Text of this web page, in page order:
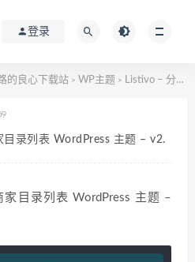
登录
的良心下载站 > WP主题 > Listivo – 分类广告本地商家目录列表 WordPress 主题 – v2.0.17
录列表 WordPress 主题 – v2.
目录列表 WordPress 主题 –